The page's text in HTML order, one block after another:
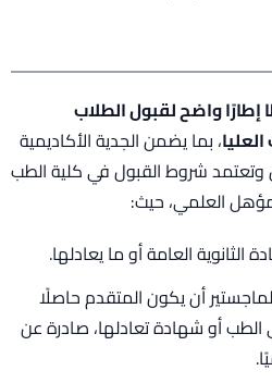
واضح لقبول الطلاب
، بما يضمن الجدية الأكاديمية
وتعتمد شروط القبول في كلية الطب
العلمي، حيث:
العامة أو ما يعادلها.
أن يكون المتقدم حاصلًا
أو شهادة تعادلها، صادرة عن